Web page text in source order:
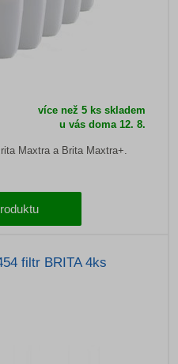
více než 5 ks skladem
u vás doma12. 8.
Maxtra a Brita Maxtra+.
filtr BRITA 4ks